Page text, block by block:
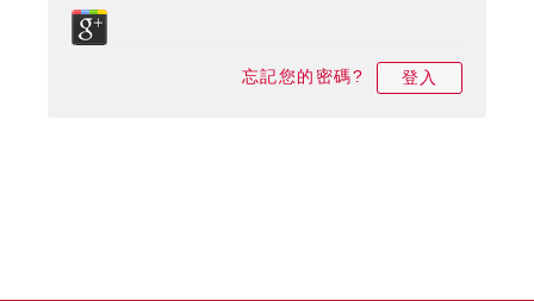
忘記您的密碼? 登入